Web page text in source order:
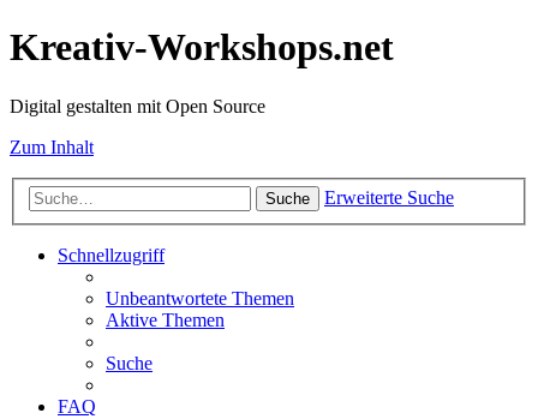
Kreativ-Workshops.net
Digital gestalten mit Open Source
Zum Inhalt
Suche Erweiterte Suche
Schnellzugriff
Unbeantwortete Themen
Aktive Themen
Suche
FAQ